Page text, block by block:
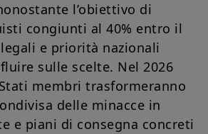
l’obiettivo di
congiunti al 40% entro il
e priorità nazionali
sulle scelte. Nel 2026
membri trasformeranno
delle minacce in
e piani di consegna concreti